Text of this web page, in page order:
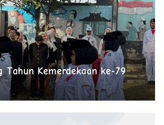
Tahun Kemerdekaan ke-79